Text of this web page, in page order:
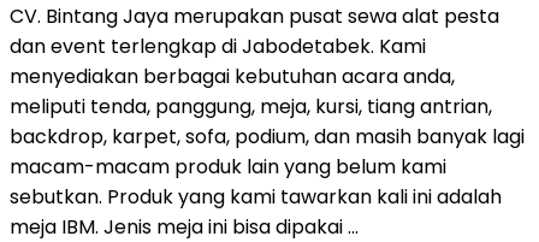
CV. Bintang Jaya merupakan pusat sewa alat pesta
dan event terlengkap di Jabodetabek. Kami
menyediakan berbagai kebutuhan acara anda,
meliputi tenda, panggung, meja, kursi, tiang antrian,
backdrop, karpet, sofa, podium, dan masih banyak lagi
macam-macam produk lain yang belum kami
sebutkan. Produk yang kami tawarkan kali ini adalah
meja IBM. Jenis meja ini bisa dipakai …